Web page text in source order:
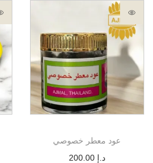
عود معطر خصوصي
د.إ 200.00